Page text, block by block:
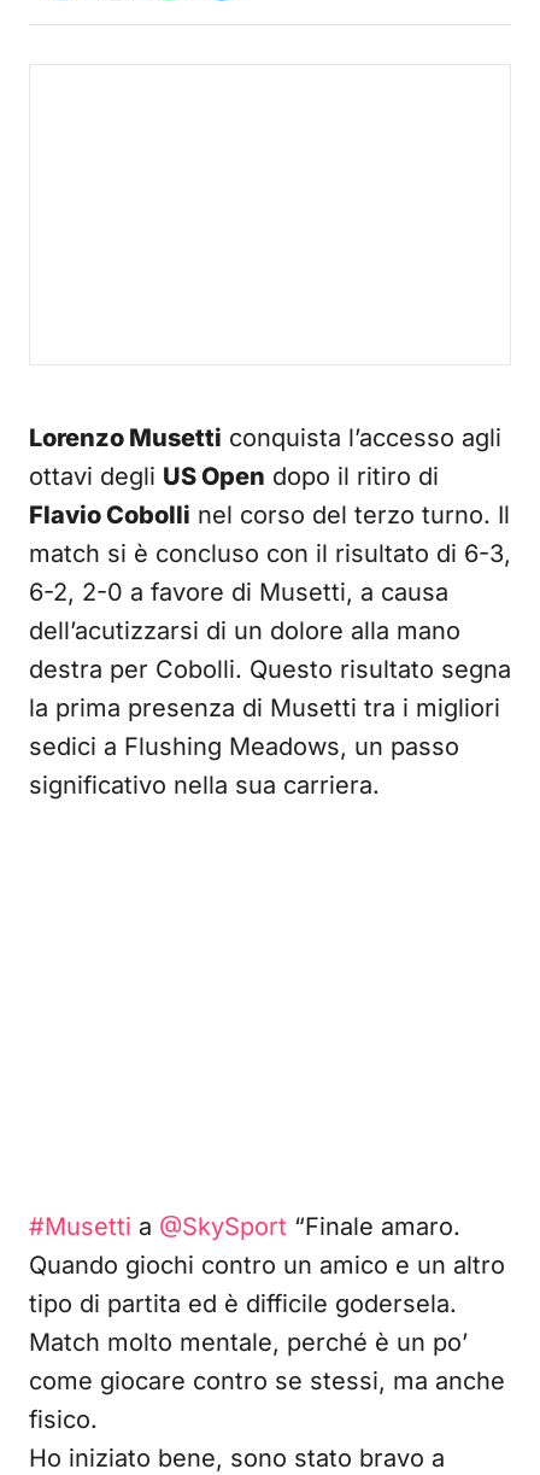
Lorenzo Musetti conquista l’accesso agli
ottavi degli US Open dopo il ritiro di
Flavio Cobolli nel corso del terzo turno. Il
match si è concluso con il risultato di 6-3,
6-2, 2-0 a favore di Musetti, a causa
dell’acutizzarsi di un dolore alla mano
destra per Cobolli. Questo risultato segna
la prima presenza di Musetti tra i migliori
sedici a Flushing Meadows, un passo
significativo nella sua carriera.
#Musetti a @SkySport “Finale amaro.
Quando giochi contro un amico e un altro
tipo di partita ed è difficile godersela.
Match molto mentale, perché è un po’
come giocare contro se stessi, ma anche
fisico.
Ho iniziato bene, sono stato bravo a